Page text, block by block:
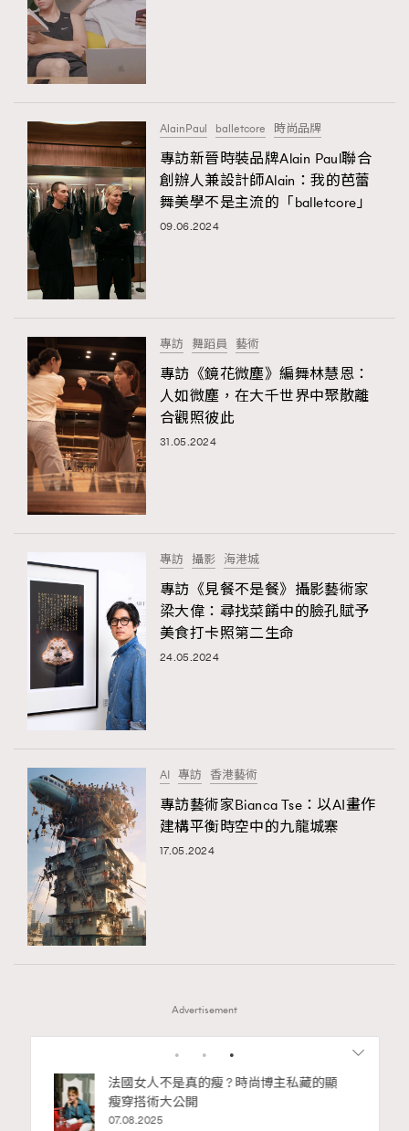
AlainPaul balletcore 時尚品牌
專訪新晉時裝品牌Alain Paul聯合
創辦人兼設計師Alain：我的芭蕾
舞美學不是主流的「balletcore」
09.06.2024
專訪 舞蹈員 藝術
專訪《鏡花微塵》編舞林慧恩：
人如微塵，在大千世界中聚散離
合觀照彼此
31.05.2024
專訪 攝影 海港城
專訪《見餐不是餐》攝影藝術家
梁大偉：尋找菜餚中的臉孔賦予
美食打卡照第二生命
24.05.2024
AI 專訪 香港藝術
專訪藝術家Bianca Tse：以AI畫作
建構平衡時空中的九龍城寨
17.05.2024
Advertisement
12345